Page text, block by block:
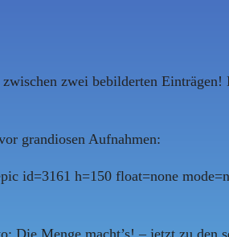
zwei bebilderten
grandiosen Aufnahmen:
id=3161 h=150 float=none
Die Menge macht’s! – jetzt zu den